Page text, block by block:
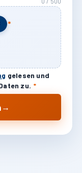
*
gelesen und
zu. *
→